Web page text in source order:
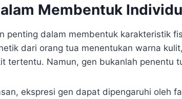
Membentuk Individu
penting dalam membentuk karakteristik
dari orang tua menentukan warna
tertentu. Namun, gen bukanlah penentu
ekspresi gen dapat dipengaruhi oleh